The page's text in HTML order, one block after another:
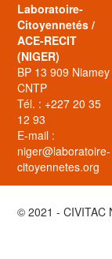
Laboratoire-
Citoyennetés /
ACE-RECIT
(NIGER)
BP 13 909 Niamey
CNTP
Tél. : +227 20 35
12 93
E-mail :
niger@laboratoire-
citoyennetes.org
© 2021 - CIVITAC